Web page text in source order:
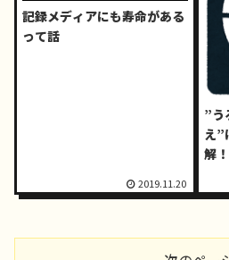
記録メディアにも寿命がある
って話
2019.11.20
”う
え”
解